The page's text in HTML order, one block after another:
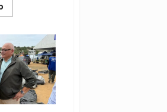
more
confirma
9
casos
de
dengue
en
su
Semana
Epidemiológica